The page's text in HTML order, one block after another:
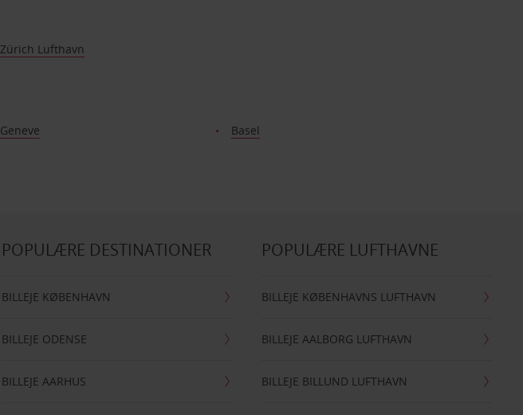
Zürich Lufthavn
Geneve
Basel
POPULÆRE DESTINATIONER
BILLEJE KØBENHAVN
BILLEJE ODENSE
BILLEJE AARHUS
POPULÆRE LUFTHAVNE
BILLEJE KØBENHAVNS LUFTHAVN
BILLEJE AALBORG LUFTHAVN
BILLEJE BILLUND LUFTHAVN